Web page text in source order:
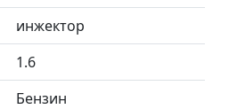
инжектор
1.6
Бензин